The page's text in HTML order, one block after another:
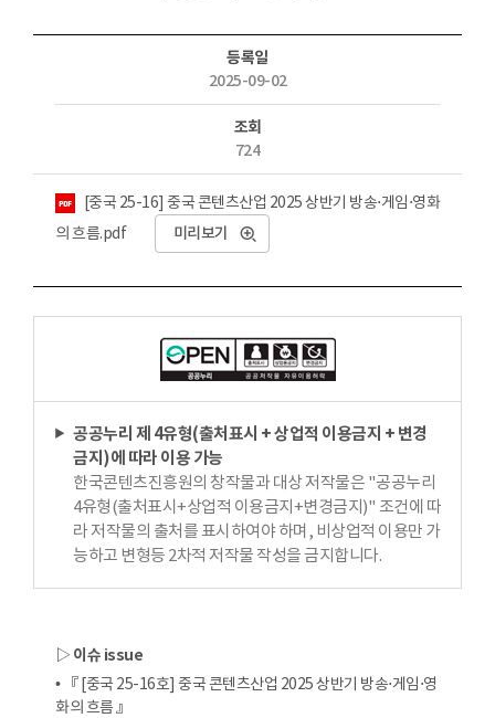
등록일
2025-09-02
조회
724
[중국 25-16] 중국 콘텐츠산업 2025 상반기 방송⋅게임⋅영화
의 흐름.pdf
미리보기
공공누리 제 4유형(출처표시 + 상업적 이용금지 + 변경
금지)에 따라 이용 가능
한국콘텐츠진흥원의 창작물과 대상 저작물은 "공공누리
4유형(출처표시+상업적 이용금지+변경금지)" 조건에 따
라 저작물의 출처를 표시하여야 하며, 비상업적 이용만 가
능하고 변형등 2차적 저작물 작성을 금지합니다.
▷ 이슈 issue
• 『 [중국 25-16호] 중국 콘텐츠산업 2025 상반기 방송⋅게임⋅영
화의 흐름 』